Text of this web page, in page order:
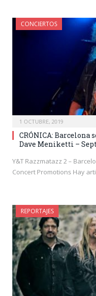
CONCIERTOS
1 OCTUBRE, 2019
CRÓNICA: Barcelona
Dave Meniketti –
Y&T Razzmatazz 2 –
Concert Promotions Hay
REPORTAJES